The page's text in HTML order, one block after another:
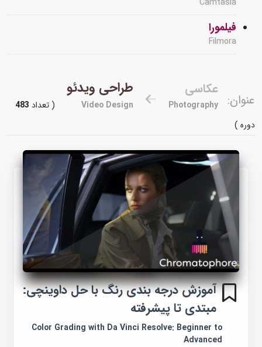
فیلمورا
Filmora
عنوان:
عکاسی
Photography
طراحی ویدئو
Video Design ( تعداد483
دوره )
آموزش درجه بندی رنگ با حل داوینچی:
مبتدی تا پیشرفته
Color Grading with Da Vinci Resolve: Beginner to
Advanced